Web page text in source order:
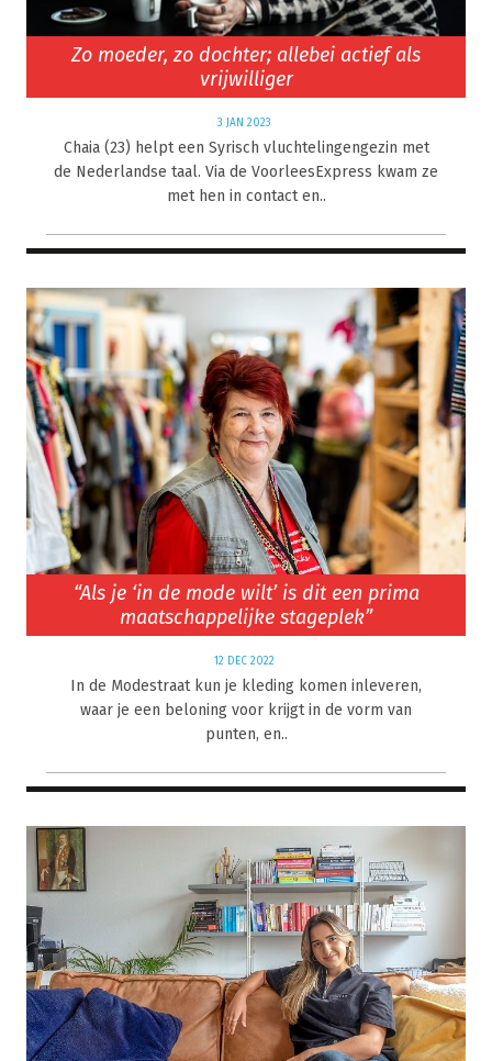
Zo moeder, zo dochter; allebei actief als
vrijwilliger
3 JAN 2023
Chaia (23) helpt een Syrisch vluchtelingengezin met
de Nederlandse taal. Via de VoorleesExpress kwam ze
met hen in contact en..
“Als je ‘in de mode wilt’ is dit een prima
maatschappelijke stageplek”
12 DEC 2022
In de Modestraat kun je kleding komen inleveren,
waar je een beloning voor krijgt in de vorm van
punten, en..